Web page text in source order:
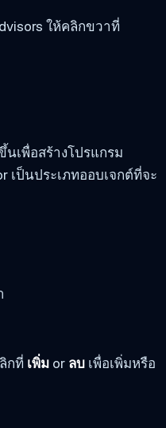
ให้คลิกขวาที่
นเพื่อสร้างโปรแกรม
เป็นประเภทออบเจกต์ที่จะ
กที่ เพิ่ม or ลบ เพื่อเพิ่มหรือ